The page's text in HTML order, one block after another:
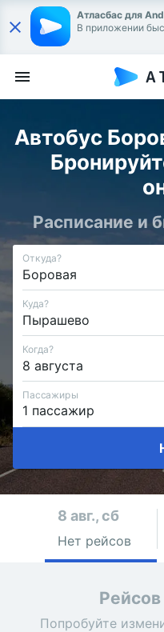
Атласбас для
В приложении
Автобус
Расписание и
Откуда?
Куда?
Когда?
Пассажиры
8 авг., сб
Нет рейсов
Попробуйте